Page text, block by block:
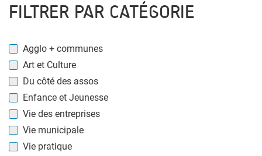
FILTRER PAR CATÉGORIE
Agglo + communes
Art et Culture
Du côté des assos
Enfance et Jeunesse
Vie des entreprises
Vie municipale
Vie pratique